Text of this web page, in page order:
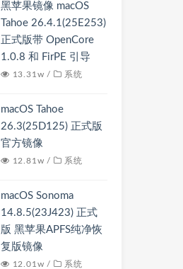
黑苹果镜像 macOS
Tahoe 26.4.1(25E253)
正式版带 OpenCore
1.0.8 和 FirPE 引导
13.31w / 系统
macOS Tahoe
26.3(25D125) 正式版
官方镜像
12.81w / 系统
macOS Sonoma
14.8.5(23J423) 正式
版 黑苹果APFS纯净恢
复版镜像
12.01w / 系统